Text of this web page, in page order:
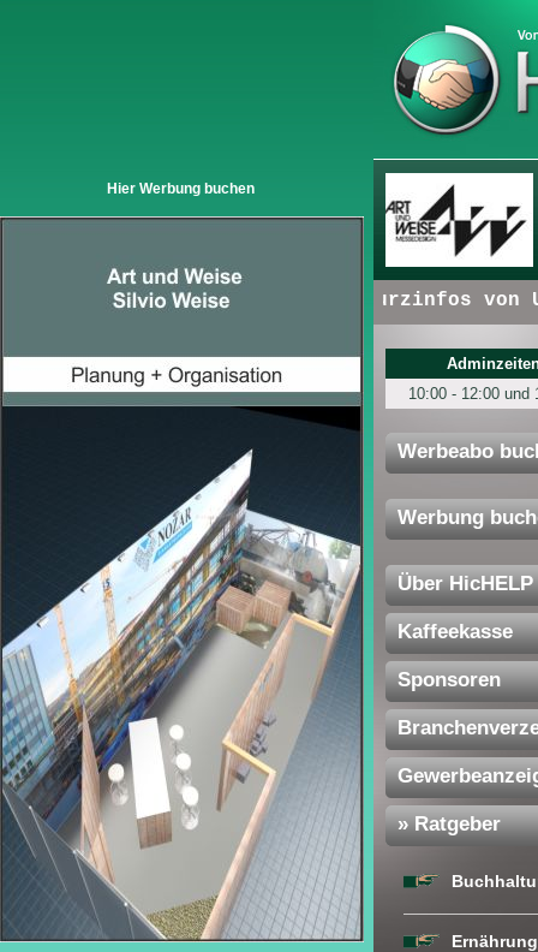
Hier Werbung buchen
+ + +Hier erscheinen: Kurzinfos von
10:00 - 12:00 und
Werbeabo
Werbung
Über HicHELP
Kaffeekasse
Sponsoren
» Ratgeber
Ernährung